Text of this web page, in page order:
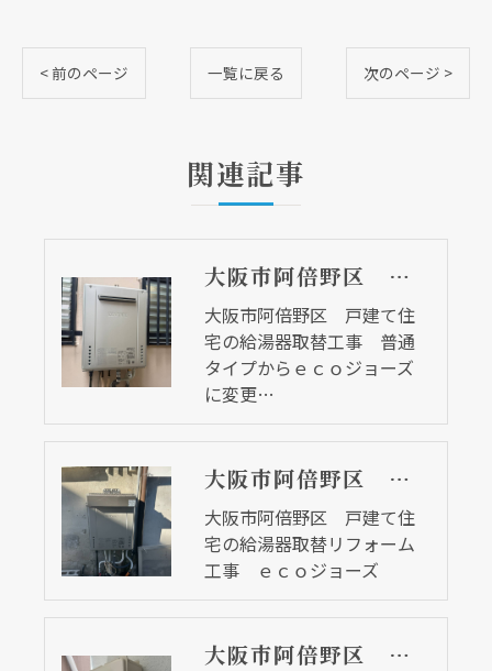
< 前のページ 一覧に戻る 次のページ >
関連記事
大阪市阿倍野区 戸建て住宅の給湯器取替工事 普通タイプからｅｃｏジョーズに変更しました
大阪市阿倍野区 戸建て住
宅の給湯器取替工事 普通
タイプからｅｃｏジョーズ
に変更…
大阪市阿倍野区 戸建て住宅の給湯器取替リフォーム工事 ｅｃｏジョーズ
大阪市阿倍野区 戸建て住
宅の給湯器取替リフォーム
工事 ｅｃｏジョーズ
大阪市阿倍野区 マンションの給湯器取替リフォーム工事 パーパス製からノーリツ製へ